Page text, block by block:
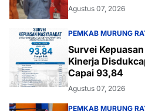
Agustus 07, 2026
PEMKAB MURUNG
Survei
Kinerja
Capai 93,84
Agustus 07, 2026
PEMKAB MURUNG